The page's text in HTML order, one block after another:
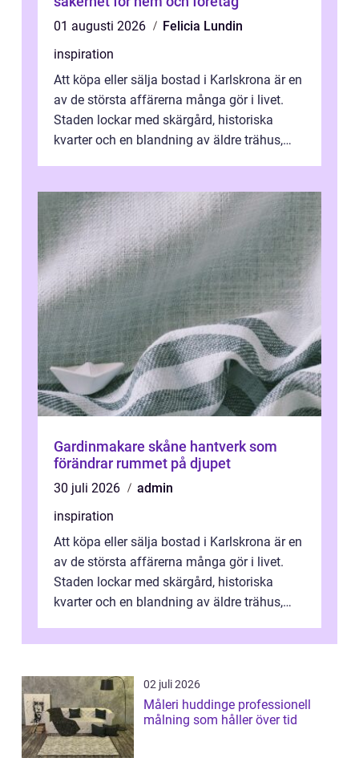
01 augusti 2026
Felicia Lundin
inspiration
Att köpa eller sälja bostad i Karlskrona är en
av de största affärerna många gör i livet.
Staden lockar med skärgård, historiska
kvarter och en blandning av äldre trähus,
Gardinmakare skåne hantverk som
förändrar rummet på djupet
30 juli 2026
admin
inspiration
Att köpa eller sälja bostad i Karlskrona är en
av de största affärerna många gör i livet.
Staden lockar med skärgård, historiska
kvarter och en blandning av äldre trähus,
02 juli 2026
Måleri huddinge professionell
målning som håller över tid